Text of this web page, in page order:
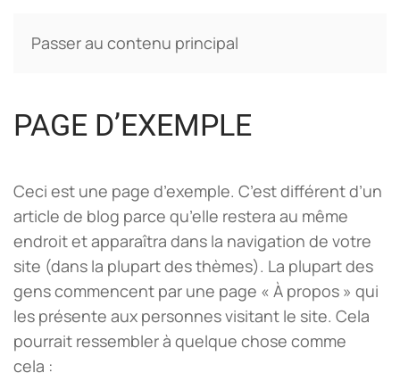
Passer au contenu principal
PAGE D’EXEMPLE
Ceci est une page d’exemple. C’est différent d’un
article de blog parce qu’elle restera au même
endroit et apparaîtra dans la navigation de votre
site (dans la plupart des thèmes). La plupart des
gens commencent par une page « À propos » qui
les présente aux personnes visitant le site. Cela
pourrait ressembler à quelque chose comme
cela :